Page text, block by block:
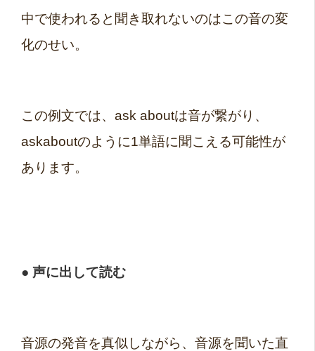
中で使われると聞き取れないのはこの音の変
化のせい。
この例文では、ask aboutは音が繋がり、
askaboutのように1単語に聞こえる可能性が
あります。
● 声に出して読む
音源の発音を真似しながら、音源を聞いた直